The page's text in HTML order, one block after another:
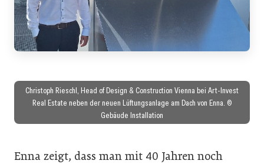
Christoph Rieschl, Head of Design & Construction Vienna bei Art-Invest
Real Estate neben der neuen Lüftungsanlage am Dach von Enna. ©
Gebäude Installation
Enna zeigt, dass man mit 40 Jahren noch